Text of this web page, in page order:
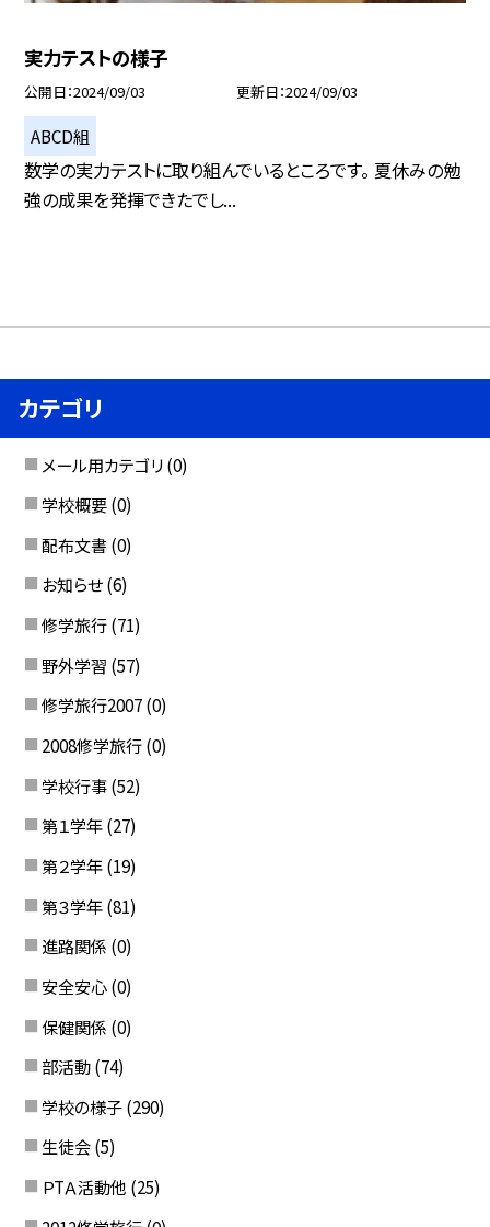
実力テストの様子
公開日 2024/09/03 更新日 2024/09/03
ABCD組
数学の実力テストに取り組んでいるところです。 夏休みの勉
強の成果を発揮できたでし...
カテゴリ
メール用カテゴリ (0)
学校概要 (0)
配布文書 (0)
お知らせ (6)
修学旅行 (71)
野外学習 (57)
修学旅行2007 (0)
2008修学旅行 (0)
学校行事 (52)
第１学年 (27)
第２学年 (19)
第３学年 (81)
進路関係 (0)
安全安心 (0)
保健関係 (0)
部活動 (74)
学校の様子 (290)
生徒会 (5)
ＰTＡ活動他 (25)